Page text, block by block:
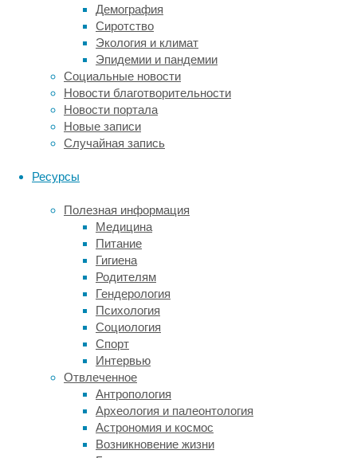
Демография
Сиротство
Экология и климат
Эпидемии и пандемии
Социальные новости
Новости благотворительности
Новости портала
Новые записи
Случайная запись
Ресурсы
Полезная информация
Медицина
Питание
Гигиена
Родителям
Гендерология
Психология
Социология
Спорт
Интервью
Отвлеченное
Антропология
Археология и палеонтология
Астрономия и космос
Возникновение жизни
специалисту:
психотерапевту
психиатру.
За
подавленное
состояние
и
мысли
сразу
несколько
отделов
головного
мозга.
Среди
них
—
префронтальная
кора,
регулирующая
все
когнитивные
функции,
миндалевидное